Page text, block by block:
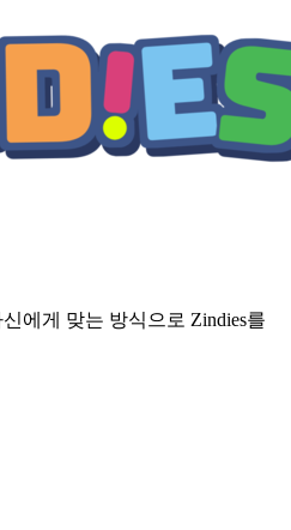
에게 맞는 방식으로 Zindies를